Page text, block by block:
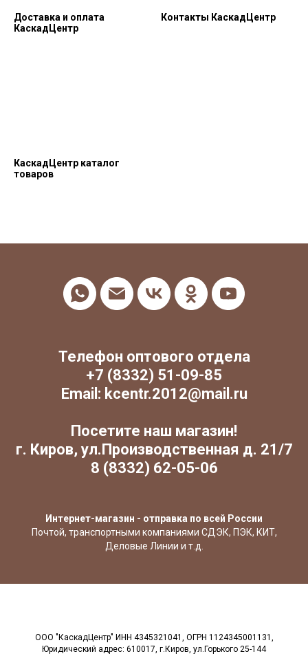
Доставка и оплата
КаскадЦентр
Контакты КаскадЦентр
КаскадЦентр каталог
товаров
Телефон оптового отдела
+7 (8332) 51-09-85
Email: kcentr.2012@mail.ru
Посетите наш магазин!
г. Киров, ул.Производственная д. 21/7
8 (8332) 62-05-06
Интернет-магазин - отправка по всей России
Почтой, транспортными компаниями СДЭК, ПЭК, КИТ,
Деловые Линии и т.д.
ООО "КаскадЦентр" ИНН 4345321041, ОГРН 1124345001131,
Юридический адрес: 610017, г.Киров, ул.Горького 25-144